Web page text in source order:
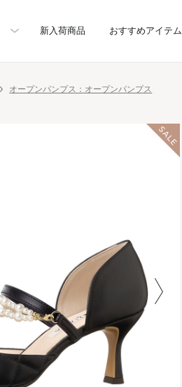
新入荷商品 おすすめアイテム
オープンパンプス：オープンパンプス